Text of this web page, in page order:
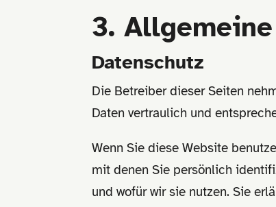
3.
Datenschutz
Die Betreiber dieser Seiten
Daten vertraulich und
Wenn Sie diese Website
mit denen Sie persönlich
und wofür wir sie nutzen. Sie